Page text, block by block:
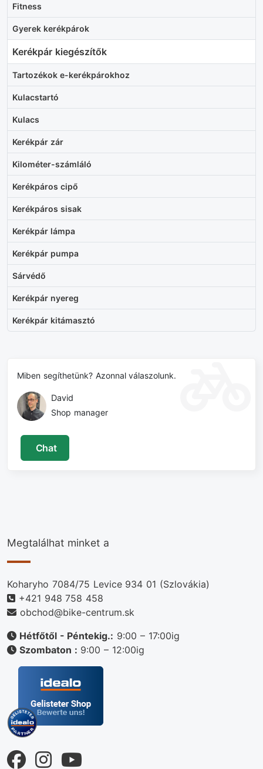
Fitness
Gyerek kerékpárok
Kerékpár kiegészítők
Tartozékok e-kerékpárokhoz
Kulacstartó
Kulacs
Kerékpár zár
Kilométer-számláló
Kerékpáros cipő
Kerékpáros sisak
Kerékpár lámpa
Kerékpár pumpa
Sárvédő
Kerékpár nyereg
Kerékpár kitámasztó
Miben segíthetünk? Azonnal válaszolunk.
David
Shop manager
Chat
Megtalálhat minket a
Koharyho 7084/75 Levice 934 01 (Szlovákia)
+421 948 758 458
obchod@bike-centrum.sk
Hétfőtől - Péntekig.: 9:00 – 17:00ig
Szombaton : 9:00 – 12:00ig